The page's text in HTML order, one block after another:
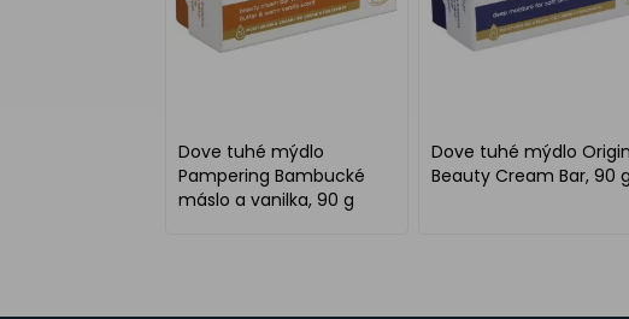
Dove tuhé mýdlo
Pampering Bambucké
máslo a vanilka, 90 g
Dove tuhé mýdlo
Beauty Cream Bar, 90 g